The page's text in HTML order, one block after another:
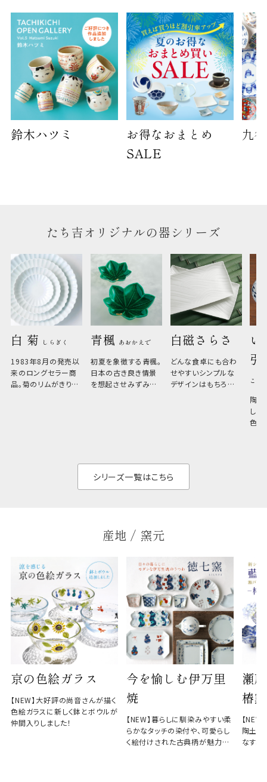
天掛け包装、ギフト袋対応の商品にはおつけでき
ません。
※犬猫時計には、手提袋をお付けできません
のしについて
のしについてはこちらをご覧ください
鈴木ハツミ
お得なおまとめ
SALE
九
たち吉オリジナルの器シリーズ
白 菊 しらぎく
1983年8月の発売以
来のロングセラー商
品。菊のリムがきりっ
青楓 あおかえで
初夏を象徴する青楓。
日本の古き良き情景
を想起させみずみず
白磁さらさ
どんな食卓にも合わ
せやすいシンプルな
デザインはもちろん、
い
こひ
陶器
しい
色の
シリーズ一覧はこちら
産地 / 窯元
京の色絵ガラス
【NEW】大好評の尚音さんが描く
色絵ガラスに新しく鉢とボウルが
仲間入りしました！
今を愉しむ伊万里
焼
【NEW】暮らしに馴染みやすい柔
らかなタッチの染付や、可愛らし
く絵付けされた古典柄が魅力の
瀬
椿窯
【
陶土と
なす、